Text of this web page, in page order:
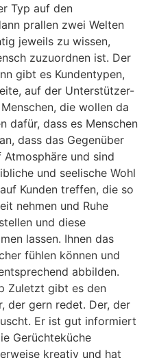
Typ auf den
prallen zwei Welten
jeweils zu wissen,
zuzuordnen ist. Der
gibt es Kundentypen,
auf der Unterstützer-
die wollen da
dafür, dass es Menschen
dass das Gegenüber
und sind
und seelische Wohl
Kunden treffen, die so
nehmen und Ruhe
und diese
lassen. Ihnen das
fühlen können und
abbilden.
Zuletzt gibt es den
der gern redet. Der, der
Er ist gut informiert
Gerüchteküche
kreativ und hat